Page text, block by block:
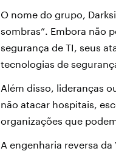
O nome do grupo,
sombras”. Embora não
segurança de TI, seus
tecnologias de
Além disso, lideranças
não atacar hospitais,
organizações que
A engenharia reversa